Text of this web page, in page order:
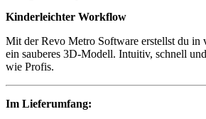
Kinderleichter Workflow
Mit der Revo Metro Software erstellst du in
ein sauberes 3D-Modell. Intuitiv, schnell
wie Profis.
Im Lieferumfang: